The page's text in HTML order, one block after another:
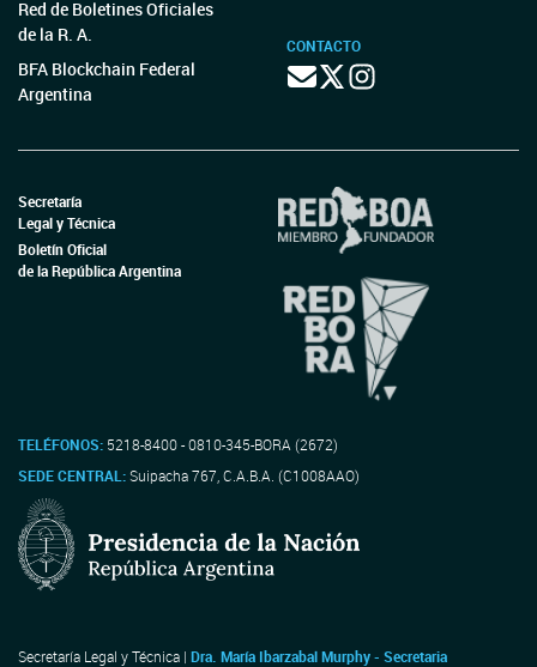
Red de Boletines Oficiales
de la R. A.
BFA Blockchain Federal
Argentina
CONTACTO
Secretaría
Legal y Técnica
Boletín Oficial
de la República Argentina
TELÉFONOS: 5218-8400 - 0810-345-BORA (2672)
SEDE CENTRAL:Suipacha 767, C.A.B.A. (C1008AAO)
Secretaría Legal y Técnica | Dra. María Ibarzabal Murphy - Secretaria